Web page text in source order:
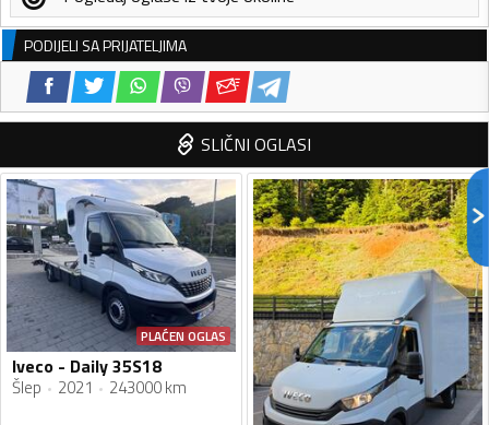
PODIJELI SA PRIJATELJIMA
SLIČNI OGLASI
PLAĆEN OGLAS
Iveco - Daily 35S18
Šlep 2021 243000 km